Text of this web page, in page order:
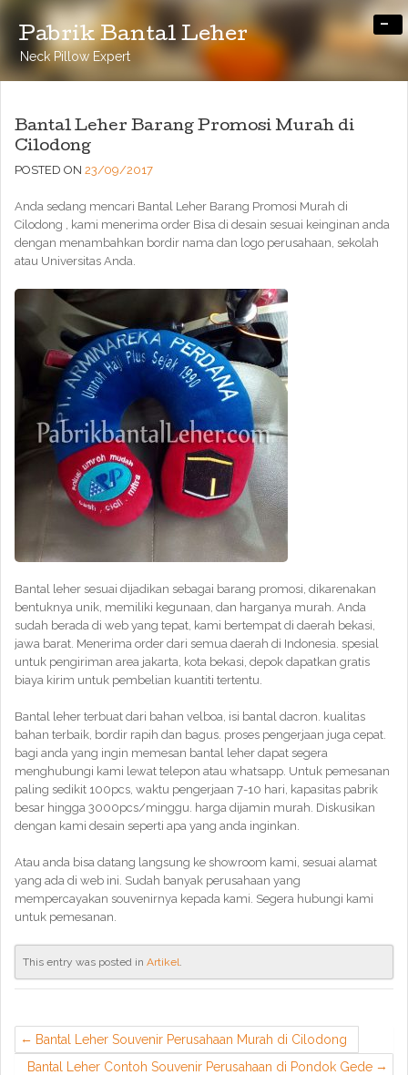
Pabrik Bantal Leher
Neck Pillow Expert
-
Bantal Leher Barang Promosi Murah di
Cilodong
POSTED ON 23/09/2017
Anda sedang mencari Bantal Leher Barang Promosi Murah di
Cilodong , kami menerima order Bisa di desain sesuai keinginan anda
dengan menambahkan bordir nama dan logo perusahaan, sekolah
atau Universitas Anda.
Bantal leher sesuai dijadikan sebagai barang promosi, dikarenakan
bentuknya unik, memiliki kegunaan, dan harganya murah. Anda
sudah berada di web yang tepat, kami bertempat di daerah bekasi,
jawa barat. Menerima order dari semua daerah di Indonesia. spesial
untuk pengiriman area jakarta, kota bekasi, depok dapatkan gratis
biaya kirim untuk pembelian kuantiti tertentu.
Bantal leher terbuat dari bahan velboa, isi bantal dacron. kualitas
bahan terbaik, bordir rapih dan bagus. proses pengerjaan juga cepat.
bagi anda yang ingin memesan bantal leher dapat segera
menghubungi kami lewat telepon atau whatsapp. Untuk pemesanan
paling sedikit 100pcs, waktu pengerjaan 7-10 hari, kapasitas pabrik
besar hingga 3000pcs/minggu. harga dijamin murah. Diskusikan
dengan kami desain seperti apa yang anda inginkan.
Atau anda bisa datang langsung ke showroom kami, sesuai alamat
yang ada di web ini. Sudah banyak perusahaan yang
mempercayakan souvenirnya kepada kami. Segera hubungi kami
untuk pemesanan.
This entry was posted in Artikel.
Bantal Leher Souvenir Perusahaan Murah di Cilodong
Bantal Leher Contoh Souvenir Perusahaan di Pondok Gede